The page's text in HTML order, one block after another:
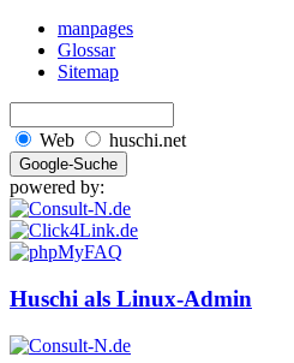
manpages
Glossar
Sitemap
Web huschi.net
powered by:
Huschi als Linux-Admin